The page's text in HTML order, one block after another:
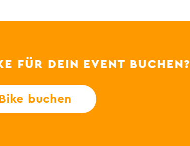
FÜR DEIN EVENT BUCHEN?
buchen